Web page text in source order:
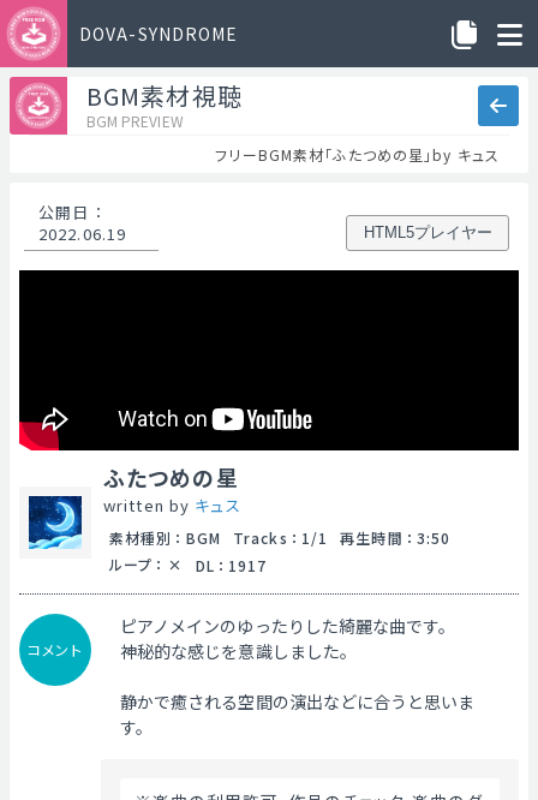
DOVA-SYNDROME
BGM素材視聴
BGM PREVIEW
フリーBGM素材「ふたつめの星」by キュス
公開日 ：
2022.06.19
HTML5プレイヤー
ふたつめの星
written by キュス
素材種別 ： BGM Tracks ： 1/1 再生時間 ： 3:50
ループ ： DL ： 1917
コメント
ピアノメインのゆったりした綺麗な曲です。
神秘的な感じを意識しました。
静かで癒される空間の演出などに合うと思いま
す。